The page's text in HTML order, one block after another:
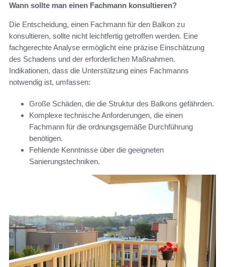
Wann sollte man einen Fachmann konsultieren?
Die Entscheidung, einen Fachmann für den Balkon zu
konsultieren, sollte nicht leichtfertig getroffen werden. Eine
fachgerechte Analyse ermöglicht eine präzise Einschätzung
des Schadens und der erforderlichen Maßnahmen.
Indikationen, dass die Unterstützung eines Fachmanns
notwendig ist, umfassen:
Große Schäden, die die Struktur des Balkons gefährden.
Komplexe technische Anforderungen, die einen
Fachmann für die ordnungsgemäße Durchführung
benötigen.
Fehlende Kenntnisse über die geeigneten
Sanierungstechniken.